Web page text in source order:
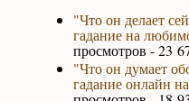
"Что он делает
гадание на
просмотров - 23
"Что он думает
гадание онлайн